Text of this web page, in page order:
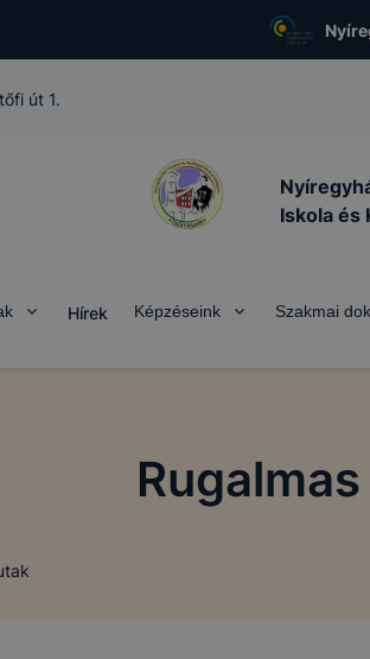
út 1.
Iskola és
Hírek Képzéseink Szakmai